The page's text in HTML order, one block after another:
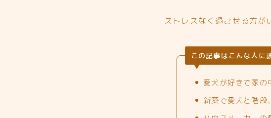
ストレスなく過ごせる方が
この記事はこんな人に
愛犬が好きで家の
新築で愛犬と階段